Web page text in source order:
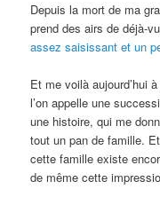
Depuis la mort de ma
prend des airs de déjà-
assez saisissant et un
Et me voilà aujourd’hui
l’on appelle une
une histoire, qui me
tout un pan de famille.
cette famille existe
de même cette